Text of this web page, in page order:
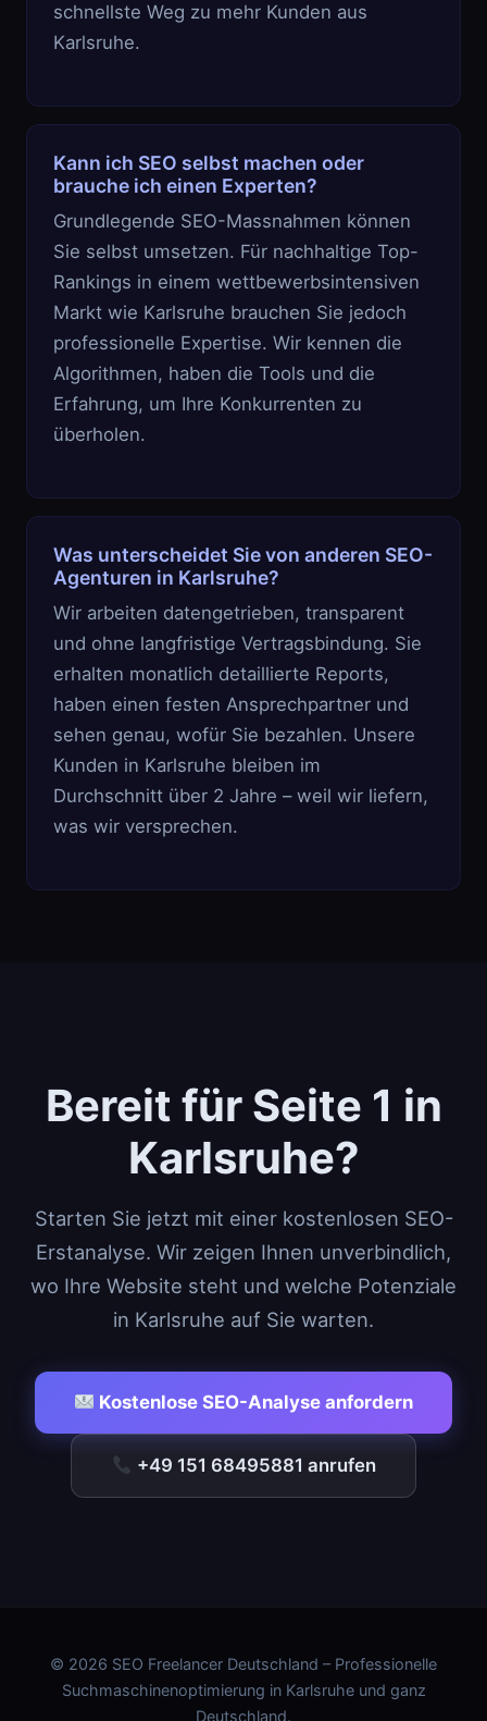
schnellste Weg zu mehr Kunden aus
Karlsruhe.
Kann ich SEO selbst machen oder
brauche ich einen Experten?
Grundlegende SEO-Massnahmen können
Sie selbst umsetzen. Für nachhaltige Top-
Rankings in einem wettbewerbsintensiven
Markt wie Karlsruhe brauchen Sie jedoch
professionelle Expertise. Wir kennen die
Algorithmen, haben die Tools und die
Erfahrung, um Ihre Konkurrenten zu
überholen.
Was unterscheidet Sie von anderen SEO-
Agenturen in Karlsruhe?
Wir arbeiten datengetrieben, transparent
und ohne langfristige Vertragsbindung. Sie
erhalten monatlich detaillierte Reports,
haben einen festen Ansprechpartner und
sehen genau, wofür Sie bezahlen. Unsere
Kunden in Karlsruhe bleiben im
Durchschnitt über 2 Jahre – weil wir liefern,
was wir versprechen.
Bereit für Seite 1 in
Karlsruhe?
Starten Sie jetzt mit einer kostenlosen SEO-
Erstanalyse. Wir zeigen Ihnen unverbindlich,
wo Ihre Website steht und welche Potenziale
in Karlsruhe auf Sie warten.
Kostenlose SEO-Analyse anfordern
+49 151 68495881 anrufen
© 2026 SEO Freelancer Deutschland – Professionelle
Suchmaschinenoptimierung in Karlsruhe und ganz
Deutschland.